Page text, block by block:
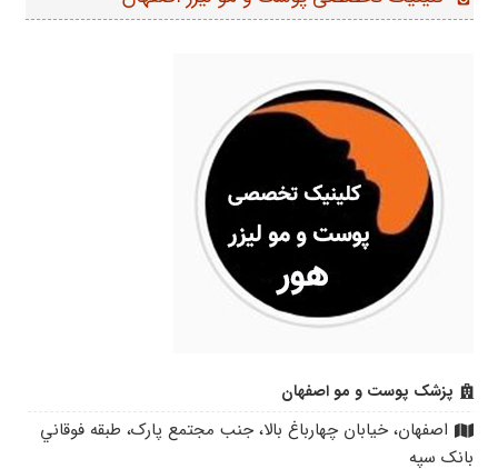
پزشک پوست و مو اصفهان
اصفهان، خيابان چهارباغ بالا، جنب مجتمع پارک، طبقه فوقاني
بانک سپه